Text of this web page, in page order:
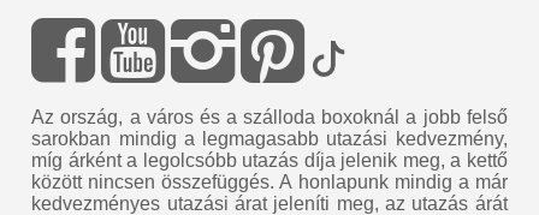
Az ország, a város és a szálloda boxoknál a jobb felső
sarokban mindig a legmagasabb utazási kedvezmény,
míg árként a legolcsóbb utazás díja jelenik meg, a kettő
között nincsen összefüggés. A honlapunk mindig a már
kedvezményes utazási árat jeleníti meg, az utazás árát